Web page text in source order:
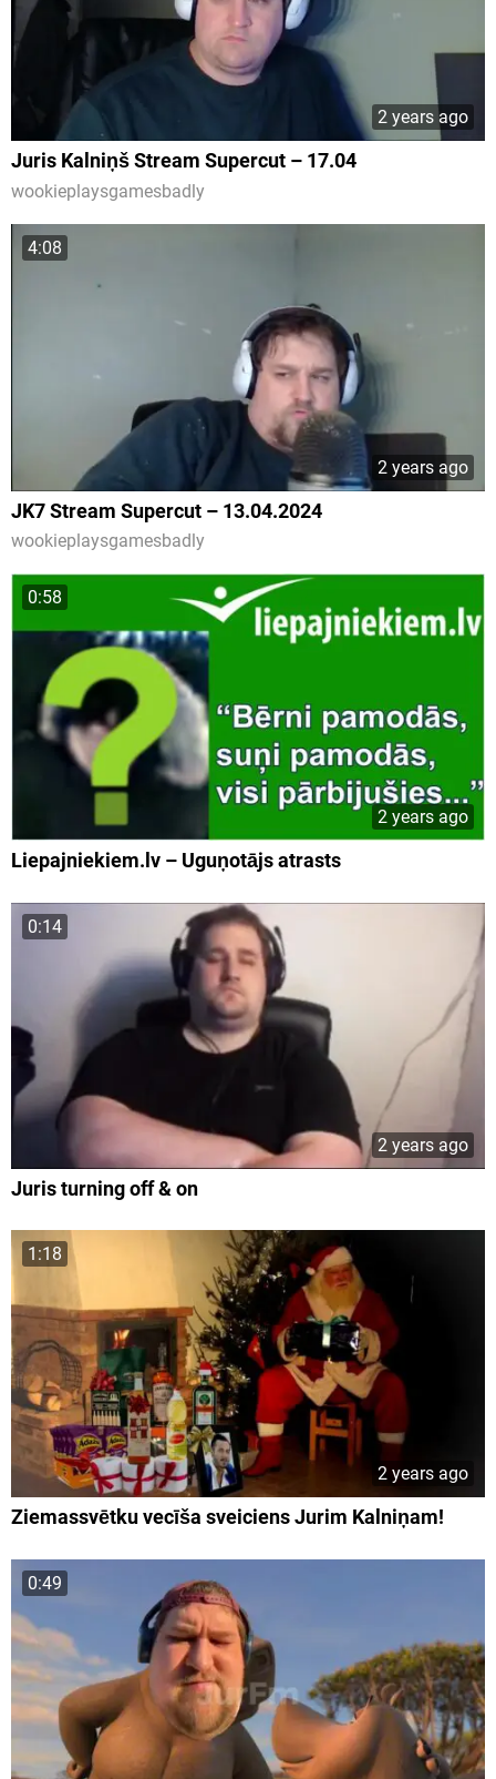
2 years ago
Juris Kalniņš Stream Supercut – 17.04
wookieplaysgamesbadly
4:08
2 years ago
JK7 Stream Supercut – 13.04.2024
wookieplaysgamesbadly
0:58
2 years ago
Liepajniekiem.lv – Uguņotājs atrasts
0:14
2 years ago
Juris turning off & on
1:18
2 years ago
Ziemassvētku vecīša sveiciens Jurim Kalniņam!
0:49